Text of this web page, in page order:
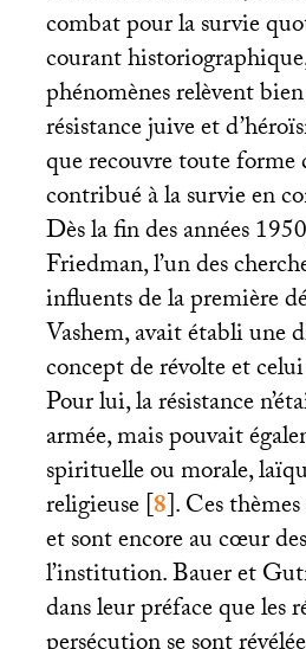
combat pour la survie
courant
phénomènes relèvent
résistance juive et
que recouvre toute forme
contribué à la survie en
Dès la fin des années
Friedman, l’un des
influents de la première
Vashem, avait établi une
concept de révolte et
Pour lui, la résistance
armée, mais pouvait
spirituelle ou morale,
religieuse[8]. Ces
et sont encore au cœur
l’institution. Bauer et
dans leur préface que les